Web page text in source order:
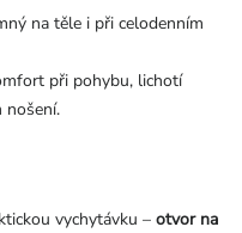
na těle i při celodenním
při pohybu, lichotí
nošení.
vychytávku – otvor na